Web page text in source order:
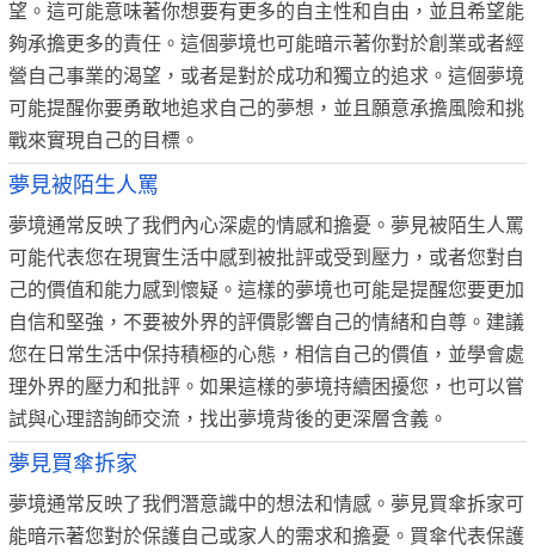
望。這可能意味著你想要有更多的自主性和自由，並且希望能
夠承擔更多的責任。這個夢境也可能暗示著你對於創業或者經
營自己事業的渴望，或者是對於成功和獨立的追求。這個夢境
可能提醒你要勇敢地追求自己的夢想，並且願意承擔風險和挑
戰來實現自己的目標。
夢見被陌生人罵
夢境通常反映了我們內心深處的情感和擔憂。夢見被陌生人罵
可能代表您在現實生活中感到被批評或受到壓力，或者您對自
己的價值和能力感到懷疑。這樣的夢境也可能是提醒您要更加
自信和堅強，不要被外界的評價影響自己的情緒和自尊。建議
您在日常生活中保持積極的心態，相信自己的價值，並學會處
理外界的壓力和批評。如果這樣的夢境持續困擾您，也可以嘗
試與心理諮詢師交流，找出夢境背後的更深層含義。
夢見買傘拆家
夢境通常反映了我們潛意識中的想法和情感。夢見買傘拆家可
能暗示著您對於保護自己或家人的需求和擔憂。買傘代表保護